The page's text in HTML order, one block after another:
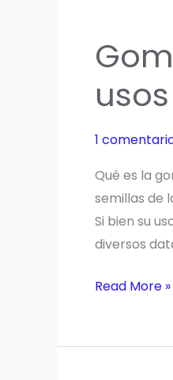
Salud
1
Qué es la
semillas de
Si bien su
diversos
Goma
Read More »